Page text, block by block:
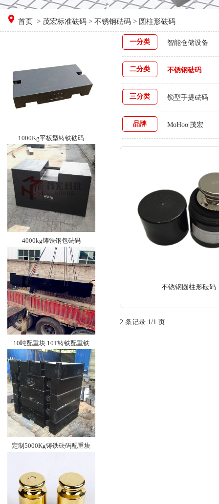
首页 > 茂宏标准砝码 > 不锈钢砝码 > 圆柱形砝码
1000Kg平板型铸铁砝码
4000kg铸铁钢包砝码
10吨配重块 10T铸铁配重铁
定制5000Kg铸铁砝码配重块
一分类 智能仓储设备
二分类 不锈钢砝码
三分类 锁型手提砝码
品牌 MoHoo|茂宏
不锈钢圆柱形砝码
2 条记录 1/1 页